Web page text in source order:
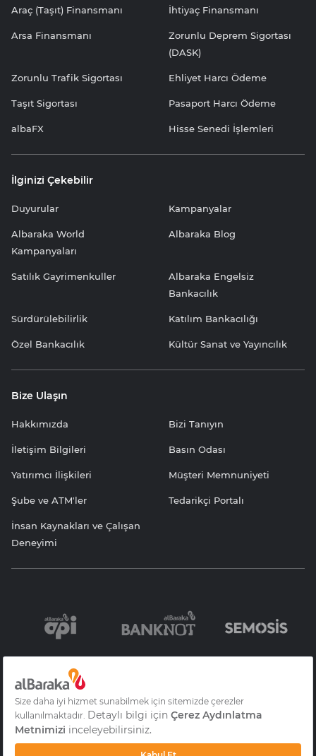
Araç (Taşıt) Finansmanı İhtiyaç Finansmanı
Arsa Finansmanı
Zorunlu Deprem Sigortası
(DASK)
Zorunlu Trafik Sigortası Ehliyet Harcı Ödeme
Taşıt Sigortası Pasaport Harcı Ödeme
albaFX Hisse Senedi İşlemleri
İlginizi Çekebilir
Duyurular Kampanyalar
Albaraka World
Kampanyaları
Albaraka Blog
Satılık Gayrimenkuller
Albaraka Engelsiz
Bankacılık
Sürdürülebilirlik Katılım Bankacılığı
Özel Bankacılık Kültür Sanat ve Yayıncılık
Bize Ulaşın
Hakkımızda Bizi Tanıyın
İletişim Bilgileri Basın Odası
Yatırımcı İlişkileri Müşteri Memnuniyeti
Şube ve ATM'ler Tedarikçi Portalı
İnsan Kaynakları ve Çalışan
Deneyimi
Bilgi Toplumu
Hizmetleri
Sözleşme ve
Formlar
KVKK Aydınlatma
Gizlilik